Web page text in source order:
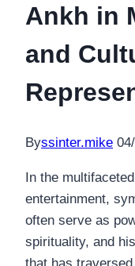
Ankh in
and
Byssinter.mike
In the
entertainment,
often serve as
spirituality, and